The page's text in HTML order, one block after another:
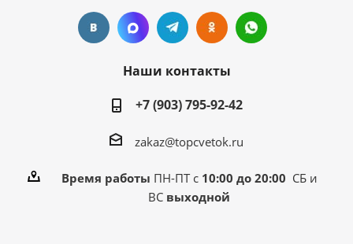
Наши контакты
+7 (903) 795-92-42
zakaz@topcvetok.ru
Время работы ПН-ПТ с 10:00 до 20:00 СБ и
ВС выходной